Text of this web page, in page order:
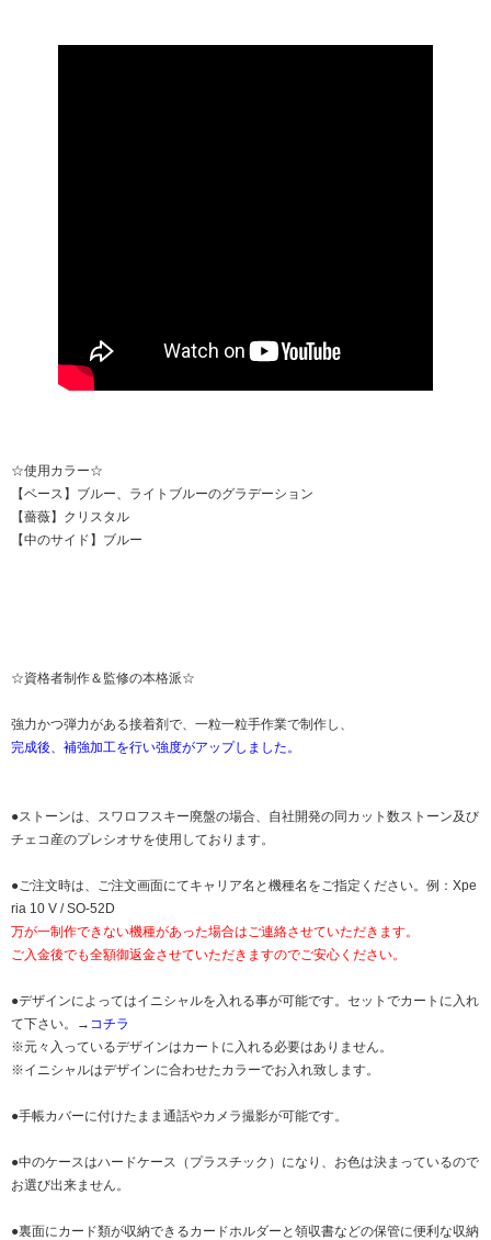
☆使用カラー☆
【ベース】ブルー、ライトブルーのグラデーション
【薔薇】クリスタル
【中のサイド】ブルー
☆資格者制作＆監修の本格派☆
強力かつ弾力がある接着剤で、一粒一粒手作業で制作し、
完成後、補強加工を行い強度がアップしました。
●ストーンは、スワロフスキー廃盤の場合、自社開発の同カット数ストーン及び
チェコ産のプレシオサを使用しております。
●ご注文時は、ご注文画面にてキャリア名と機種名をご指定ください。例：Xpe
ria 10 V / SO-52D
万が一制作できない機種があった場合はご連絡させていただきます。
ご入金後でも全額御返金させていただきますのでご安心ください。
●デザインによってはイニシャルを入れる事が可能です。セットでカートに入れ
て下さい。→ コチラ
※元々入っているデザインはカートに入れる必要はありません。
※イニシャルはデザインに合わせたカラーでお入れ致します。
●手帳カバーに付けたまま通話やカメラ撮影が可能です。
●中のケースはハードケース（プラスチック）になり、お色は決まっているので
お選び出来ません。
●裏面にカード類が収納できるカードホルダーと領収書などの保管に便利な収納